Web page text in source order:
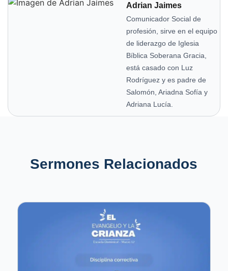
Adrian Jaimes
Comunicador Social de
profesión, sirve en el equipo
de liderazgo de Iglesia
Bíblica Soberana Gracia,
está casado con Luz
Rodríguez y es padre de
Salomón, Ariadna Sofía y
Adriana Lucía.
Sermones Relacionados